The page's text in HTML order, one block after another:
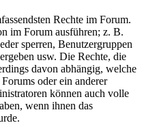
Rechte im Forum.
im Forum ausführen; z. B.
sperren, Benutzergruppen
usw. Die Rechte, die
davon abhängig, welche
oder ein anderer
können auch volle
wenn ihnen das